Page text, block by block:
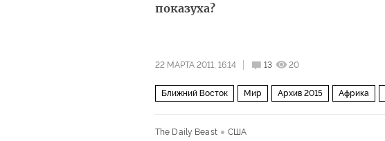
показуха?
22 МАРТА 2011, 16:14 13 20
Ближний Восток Мир Архив 2015 Африка
The Daily Beast США